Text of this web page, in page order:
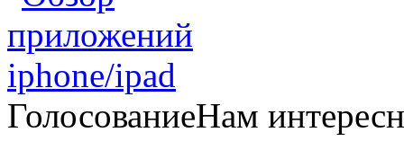
ГолосованиеНам